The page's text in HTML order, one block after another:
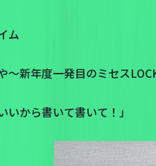
ム
や〜新年度一発目のミセス
いいから書いて書いて！」